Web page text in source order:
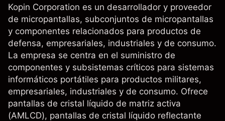
Kopin Corporation es un desarrollador y proveedor
de micropantallas, subconjuntos de micropantallas
y componentes relacionados para productos de
defensa, empresariales, industriales y de consumo.
La empresa se centra en el suministro de
componentes y subsistemas críticos para sistemas
informáticos portátiles para productos militares,
empresariales, industriales y de consumo. Ofrece
pantallas de cristal líquido de matriz activa
(AMLCD), pantallas de cristal líquido reflectante